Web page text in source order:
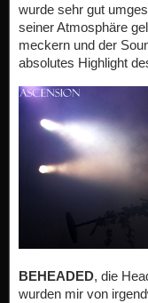
wurde sehr gut
seiner Atmosphäre
meckern und der
absolutes Highlight
BEHEADED, die
wurden mir von